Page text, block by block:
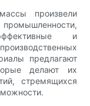
произвели
и
предлагают
делают их
стремящихся